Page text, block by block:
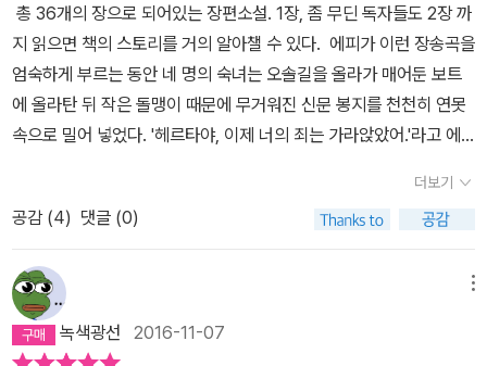
총 36개의 장으로 되어있는 장편소설. 1장, 좀 무딘 독자들도 2장 까
지 읽으면 책의 스토리를 거의 알아챌 수 있다. 에피가 이런 장송곡을
엄숙하게 부르는 동안 네 명의 숙녀는 오솔길을 올라가 매어둔 보트
에 올라탄 뒤 작은 돌맹이 때문에 무거워진 신문 봉지를 천천히 연못
속으로 밀어 넣었다. '헤르타야, 이제 너의 죄는 가라앉았어.'라고 에
행한 부인들이 이렇게 보트에서 수장 당했대. 그 이유는 물론 부정
(不貞)한 행실 때문이지.' (17쪽) 전형적인 19세기 독일 소설. 틴 에
이지 아가씨들이 아무 생각없이 지껄이는 복선. 이 대사를 끝내고 집
으로 돌아간 열 일곱살 프로이센 아가씨는 집을 방문한 스물 두살 연
상, 엄마의 첫사랑과 약혼을 하고 얼마 후 에피 인스테텐 남작부인이
된다. 그럼 얘기 끝난 거 아냐? 더구나 나이 많은 남편이 엄격하고, 교
더보기
공감 (4) 댓글 (0)
녹색광선 2016-11-07